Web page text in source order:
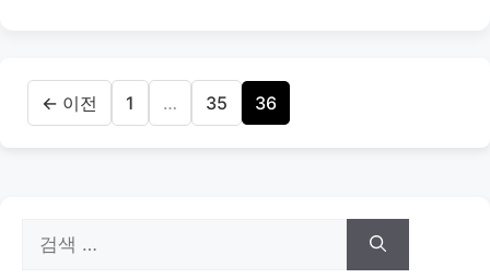
← 이전
페
이
1 …
페
이
35
페
이
36
색: